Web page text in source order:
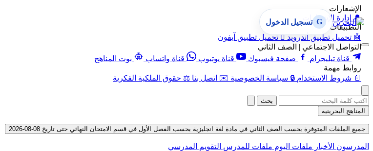
الإشعارات
🔔 إدارة الإشعارات
التطبيقات
🤖 تحميل تطبيق أندرويد  تحميل تطبيق آيفون
التواصل الاجتماعي | الصف الثاني
قناة تيليجرام
صفحة فيسبوك قناة يوتيوب قناة واتساب
بوت المناهج
روابط مهمة
📄 شروط الاستخدام 🔒 سياسة الخصوصية ✉️ اتصل بنا ⚖️ حقوق الملكية الفكرية
G تسجيل الدخول
بحث
المناهج البحرينية
جميع الملفات المتوفرة بحسب الصف الثاني في مادة لغة انجليزية بحسب الفصل الأول في قسم الامتحان النهائي حتى تاريخ 08-08-2026
المدرسون الأخبار ملفات اليوم ملفات للمدرس التقويم المدرسي